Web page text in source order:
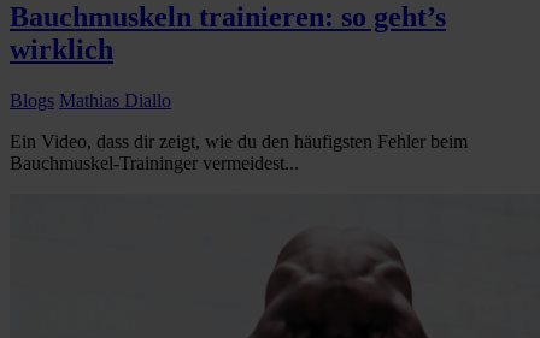
Bauchmuskeln trainieren: so geht’s
wirklich
Blogs Mathias Diallo
Ein Video, dass dir zeigt, wie du den häufigsten Fehler beim
Bauchmuskel-Traininger vermeidest...